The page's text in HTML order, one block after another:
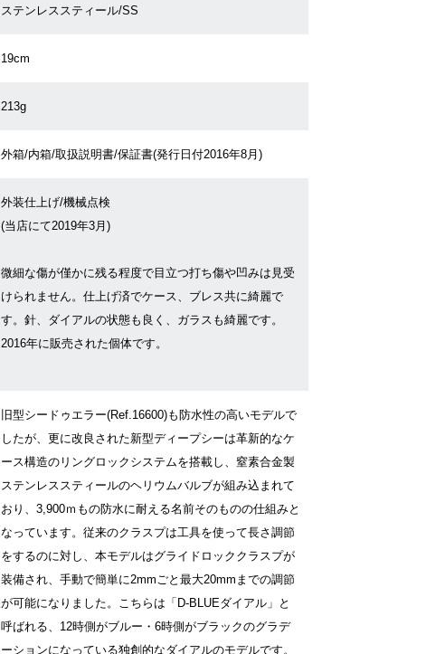
ステンレススティール/SS
19cm
213g
外箱/内箱/取扱説明書/保証書(発行日付2016年8月)
外装仕上げ/機械点検
(当店にて2019年3月)
微細な傷が僅かに残る程度で目立つ打ち傷や凹みは見受
けられません。仕上げ済でケース、ブレス共に綺麗で
す。針、ダイアルの状態も良く、ガラスも綺麗です。
2016年に販売された個体です。
旧型シードゥエラー(Ref.16600)も防水性の高いモデルで
したが、更に改良された新型ディープシーは革新的なケ
ース構造のリングロックシステムを搭載し、窒素合金製
ステンレススティールのヘリウムバルブが組み込まれて
おり、3,900ｍもの防水に耐える名前そのものの仕組みと
なっています。従来のクラスプは工具を使って長さ調節
をするのに対し、本モデルはグライドロッククラスプが
装備され、手動で簡単に2mmごと最大20mmまでの調節
が可能になりました。こちらは「D-BLUEダイアル」と
呼ばれる、12時側がブルー・6時側がブラックのグラデ
ーションになっている独創的なダイアルのモデルです。